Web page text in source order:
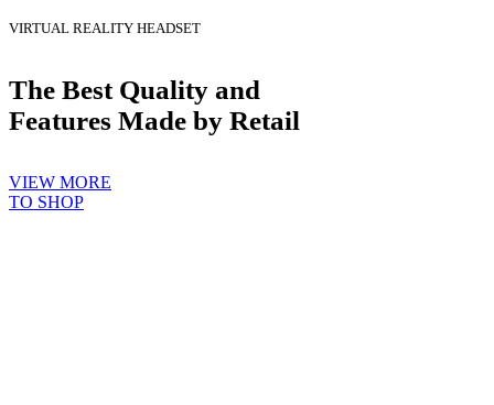
VIRTUAL REALITY HEADSET
The Best Quality and
Features Made by Retail
VIEW MORE
TO SHOP